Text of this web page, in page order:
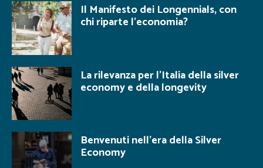
Il Manifesto dei Longennials, con
chi riparte l’economia?
La rilevanza per l’Italia della silver
economy e della longevity
Benvenuti nell’era della Silver
Economy